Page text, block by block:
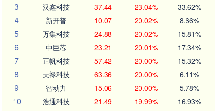
3 汉鑫科技 37.44 23.04% 33.62%
4 新开普 10.07 20.02% 8.66%
5 万集科技 24.88 20.02% 15.81%
6 中巨芯 23.21 20.01% 17.34%
7 正帆科技 57.42 20.00% 15.32%
8 天禄科技 63.36 20.00% 6.11%
9 智动力 15.06 20.00% 5.78%
10 浩通科技 21.49 19.99% 16.93%